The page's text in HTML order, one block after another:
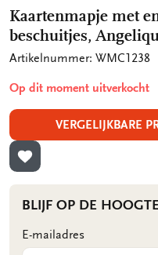
Kaartenmapje met
beschuitjes,
Artikelnummer: WMC1238
Op dit moment uitverkocht
VERGELIJKBARE
TOEVOEGEN AAN
BLIJF OP DE
E-mailadres